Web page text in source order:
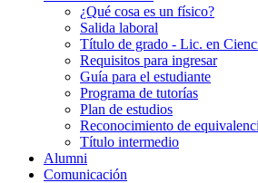
¿Qué cosa es un físico?
Salida laboral
Título de grado - Lic. en
Requisitos para ingresar
Guía para el estudiante
Programa de tutorías
Plan de estudios
Reconocimiento de
Título intermedio
Alumni
Comunicación